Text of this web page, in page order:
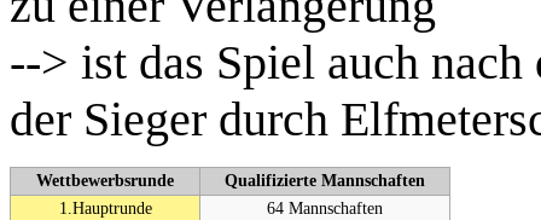
--> ist das Spiel auch
der Sieger durch
Wettbewerbsrunde
Qualifizierte Mannschaften
1.Hauptrunde
64 Mannschaften